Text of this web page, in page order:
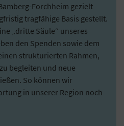
Forchheim gezielt
tragfähige Basis gestellt.
„dritte Säule“ unseres
den Spenden sowie dem
strukturierten Rahmen,
begleiten und neue
So können wir
in unserer Region noch